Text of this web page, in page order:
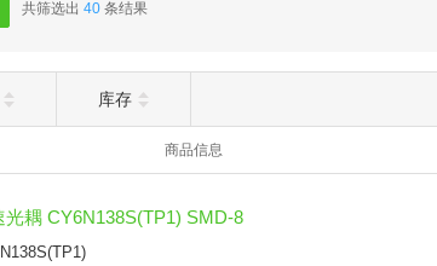
共筛选出 40 条结果
库存
商品信息
光耦 CY6N138S(TP1) SMD-8